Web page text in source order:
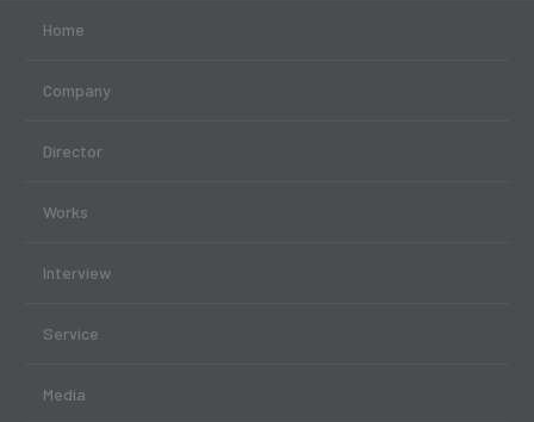
Home
Company
Director
Works
Interview
Service
Media